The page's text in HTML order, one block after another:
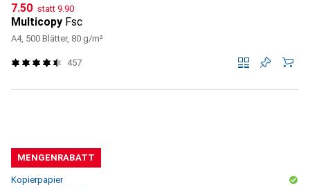
CHF
7.50 statt CHF
9.90
Multicopy Fsc
A4, 500 Blätter, 80 g/m²
457
MENGENRABATT
Kopierpapier